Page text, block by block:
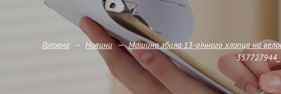
Головна — Новини — Машина збила 13-річного хлопця на